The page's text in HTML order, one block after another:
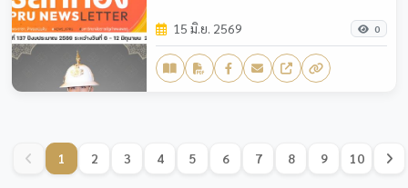
15 มิ.ย. 2569 0
1 2 3 4 5 6 7 8 9 10